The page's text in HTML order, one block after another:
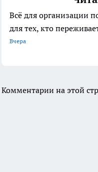
Всё для организации
для тех, кто
Вчера
Комментарии на этой